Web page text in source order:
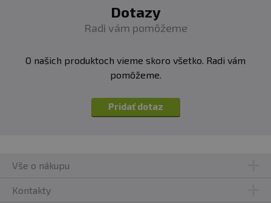
Dotazy
Radi vám pomôžeme
O našich produktoch vieme skoro všetko. Radi vám
pomôžeme.
Pridať dotaz
Vše o nákupu
Kontakty